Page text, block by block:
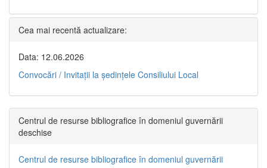
Cea mai recentă actualizare:
Data: 12.06.2026
Convocări / Invitaţii la şedinţele Consiliului Local
Centrul de resurse bibliografice în domeniul guvernării
deschise
Centrul de resurse bibliografice în domeniul guvernării